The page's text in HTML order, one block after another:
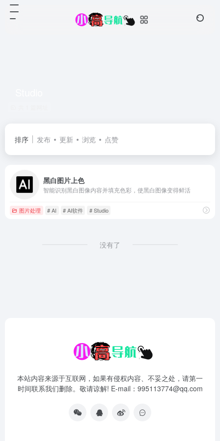
排序 发布 更新 浏览 点赞
黑白图片上色
智能识别黑白图像内容并填充色彩，使黑白图像变得鲜活
图片处理 # AI # AI软件 # Studio
没有了
本站内容来源于互联网，如果有侵权内容、不妥之处，请第一
时间联系我们删除。敬请谅解! E-mail：995113774@qq.com